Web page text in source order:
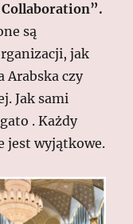
są
jak
Arabska czy
Jak sami
. Każdy
jest wyjątkowe.